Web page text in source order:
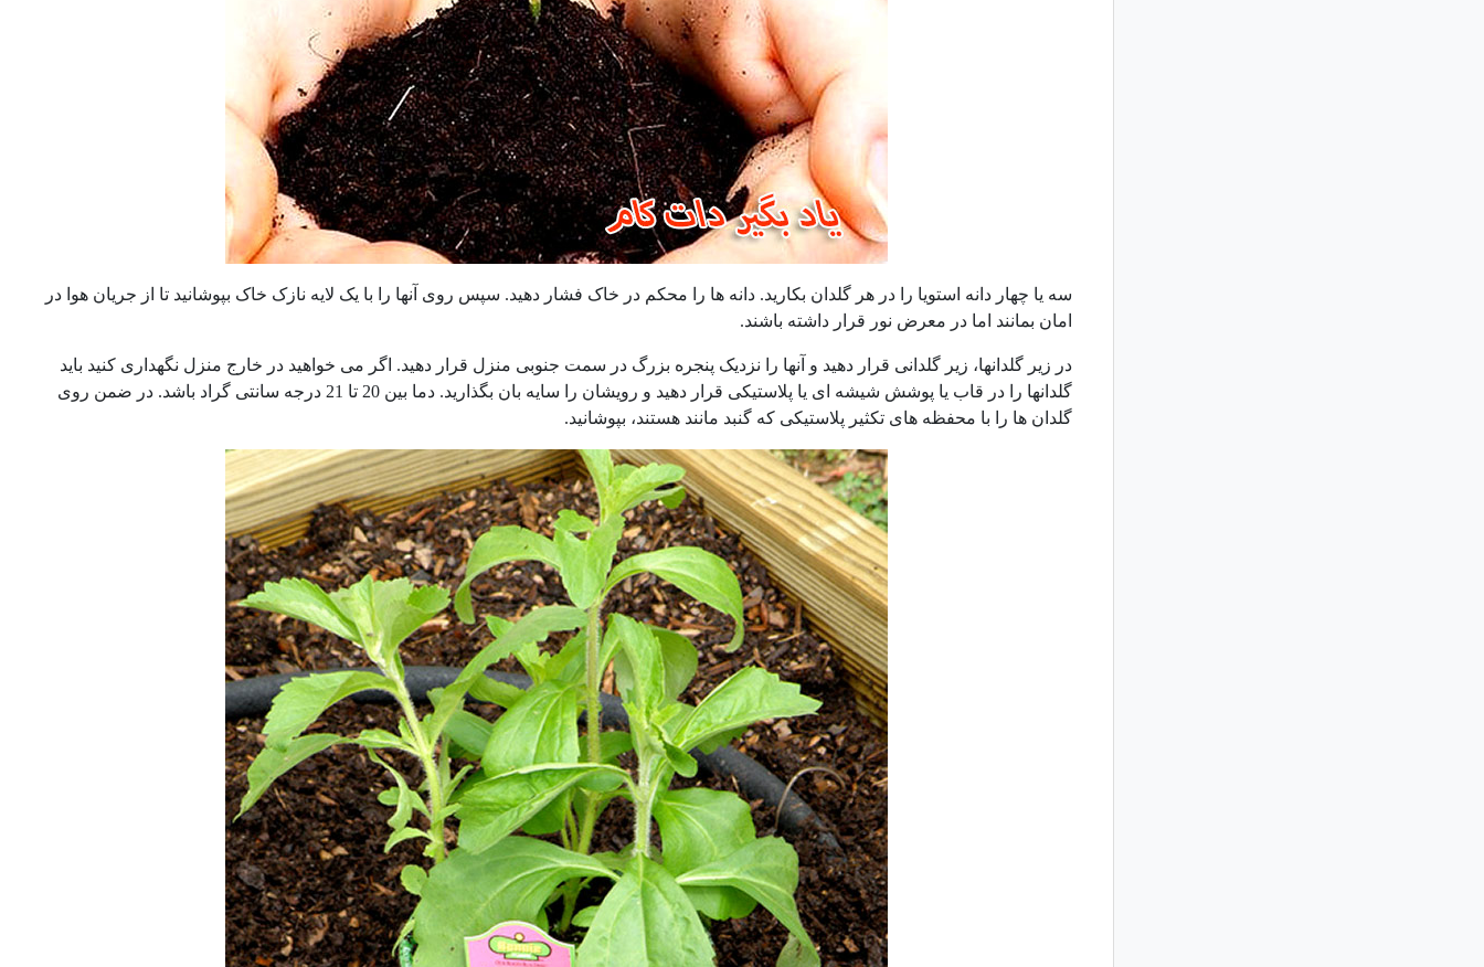
سه یا چهار دانه استویا را در هر گلدان بکارید. دانه ها را محکم در خاک فشار دهید. سپس روی آنها را با یک لایه نازک خاک بپوشانید تا از جریان هوا در
امان بمانند اما در معرض نور قرار داشته باشند.
در زیر گلدانها، زیر گلدانی قرار دهید و آنها را نزدیک پنجره بزرگ در سمت جنوبی منزل قرار دهید. اگر می خواهید در خارج منزل نگهداری کنید باید
گلدانها را در قاب یا پوشش شیشه ای یا پلاستیکی قرار دهید و رویشان را سایه بان بگذارید. دما بین 20 تا 21 درجه سانتی گراد باشد. در ضمن روی
گلدان ها را با محفظه های تکثیر پلاستیکی که گنبد مانند هستند، بپوشانید.